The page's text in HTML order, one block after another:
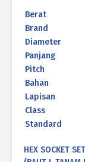
Berat
Brand
Diameter
Panjang
Pitch
Bahan
Lapisan
Class
Standard
HEX SOCKET